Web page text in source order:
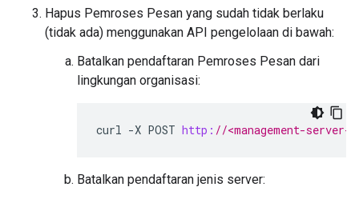
Hapus Pemroses Pesan yang sudah tidak berlaku
(tidak ada) menggunakan API pengelolaan di bawah:
Batalkan pendaftaran Pemroses Pesan dari
lingkungan organisasi:
curl -X POST http: //<management-server-
Batalkan pendaftaran jenis server: